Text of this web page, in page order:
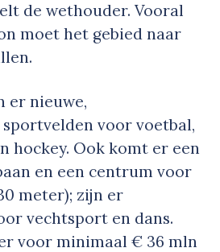
de wethouder. Vooral
moet het gebied naar
er nieuwe,
voor voetbal,
hockey. Ook komt er een
en een centrum voor
meter); zijn er
vechtsport en dans.
voor minimaal € 36 mln